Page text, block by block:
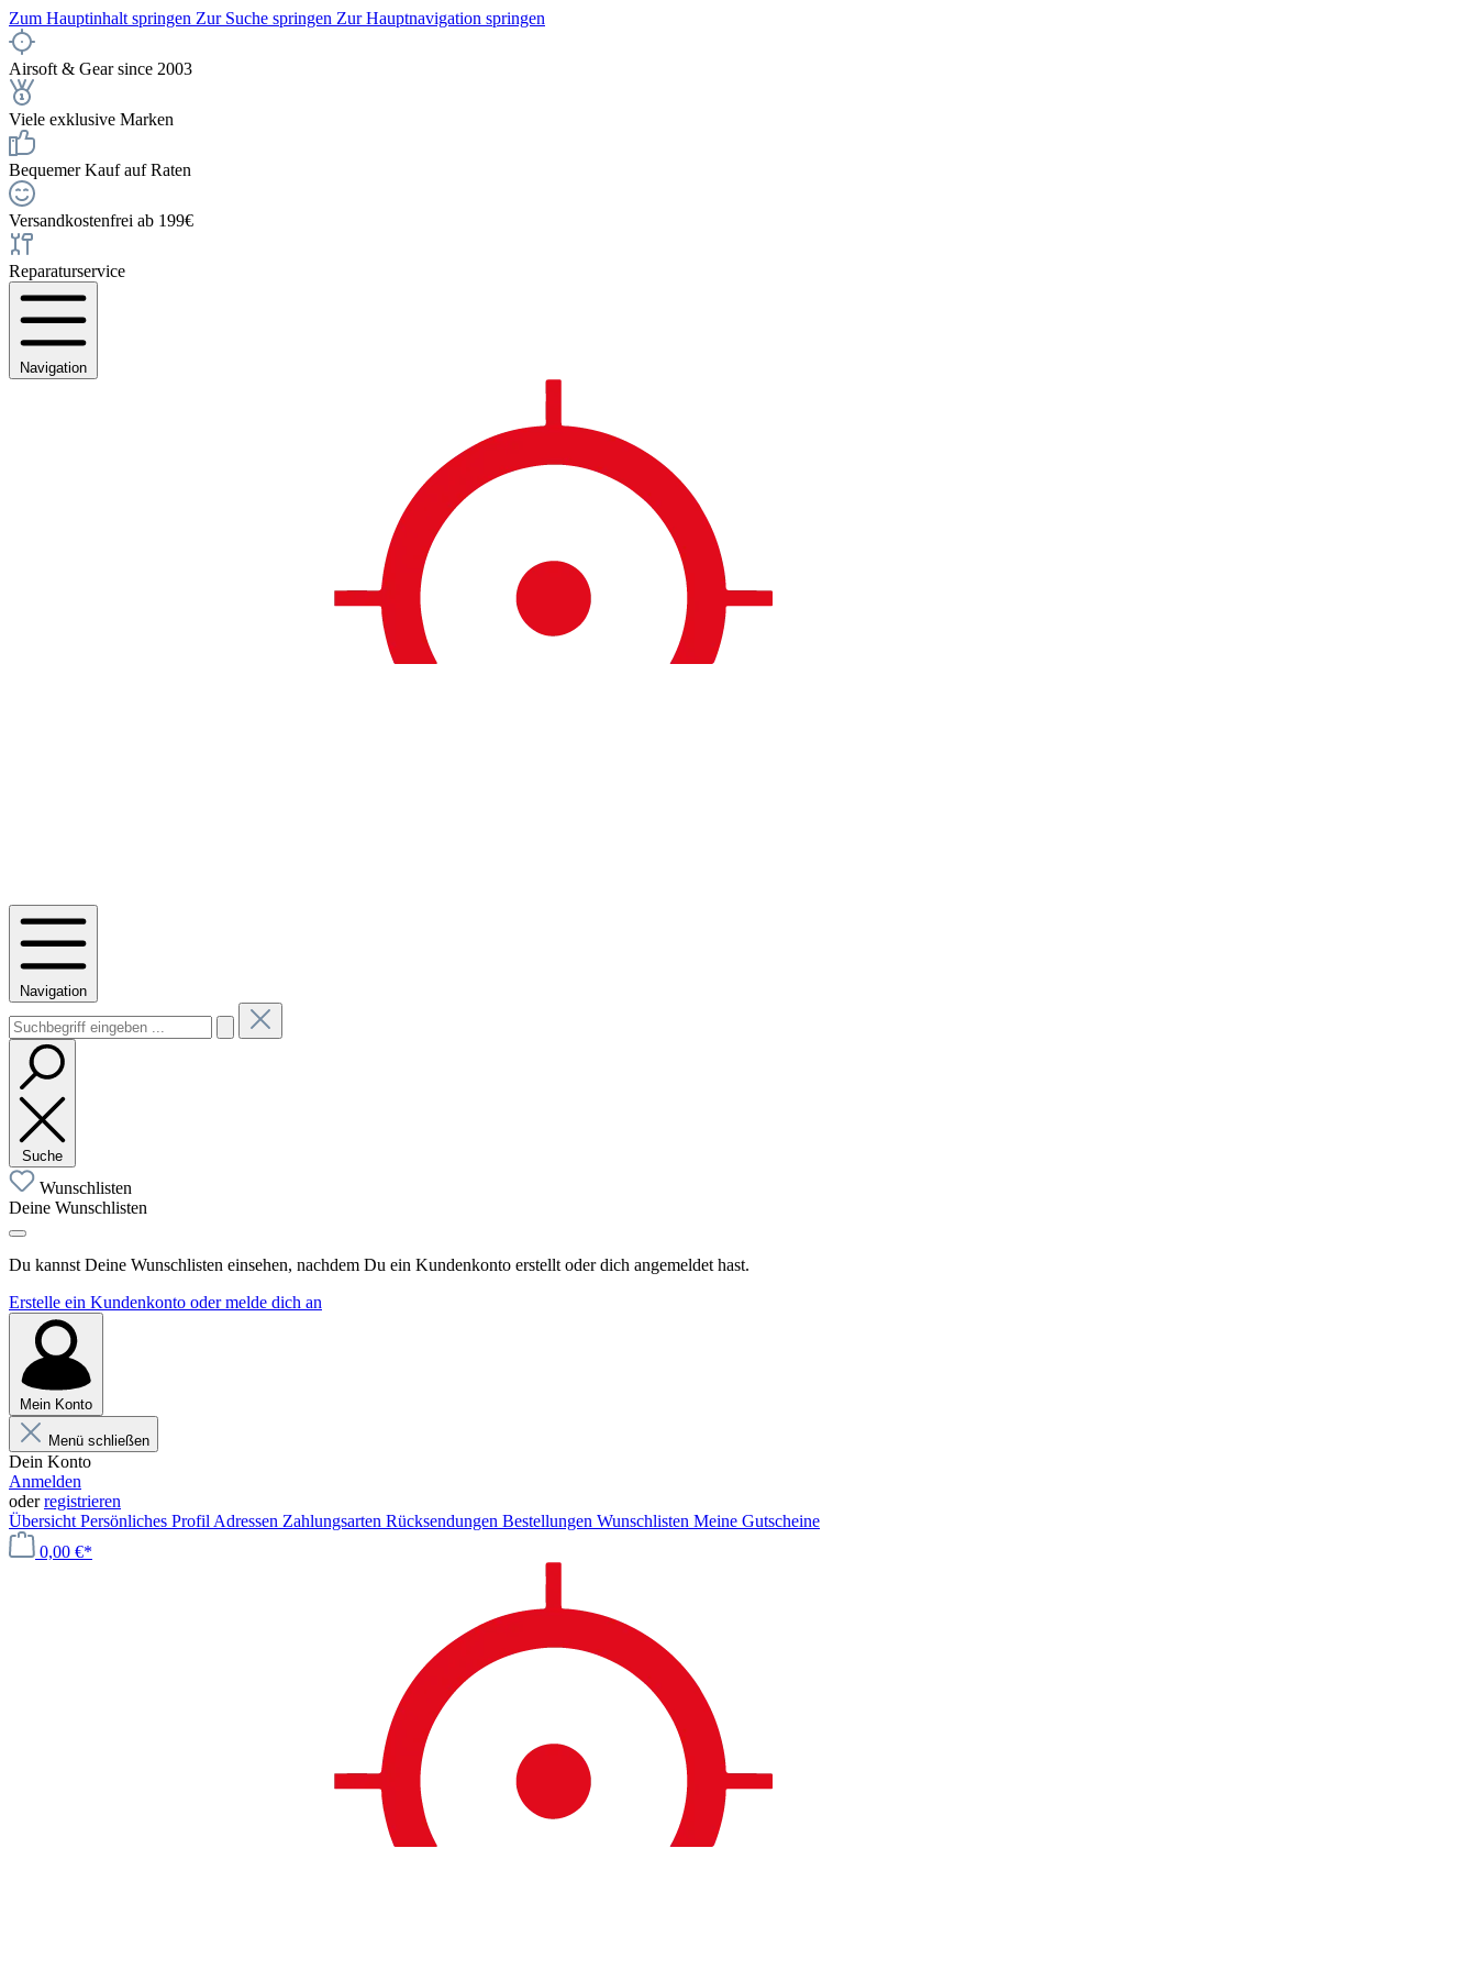
Zum Hauptinhalt springen Zur Suche springen Zur Hauptnavigation springen
Airsoft & Gear since 2003
Viele exklusive Marken
Bequemer Kauf auf Raten
Versandkostenfrei ab 199€
Reparaturservice
Navigation
Navigation
Suche
Wunschlisten
Deine Wunschlisten
Du kannst Deine Wunschlisten einsehen, nachdem Du ein Kundenkonto erstellt oder dich angemeldet hast.
Erstelle ein Kundenkonto oder melde dich an
Mein Konto
Menü schließen
Dein Konto
Anmelden
oderregistrieren
Übersicht Persönliches Profil Adressen Zahlungsarten Rücksendungen Bestellungen Wunschlisten Meine Gutscheine
0,00 €*